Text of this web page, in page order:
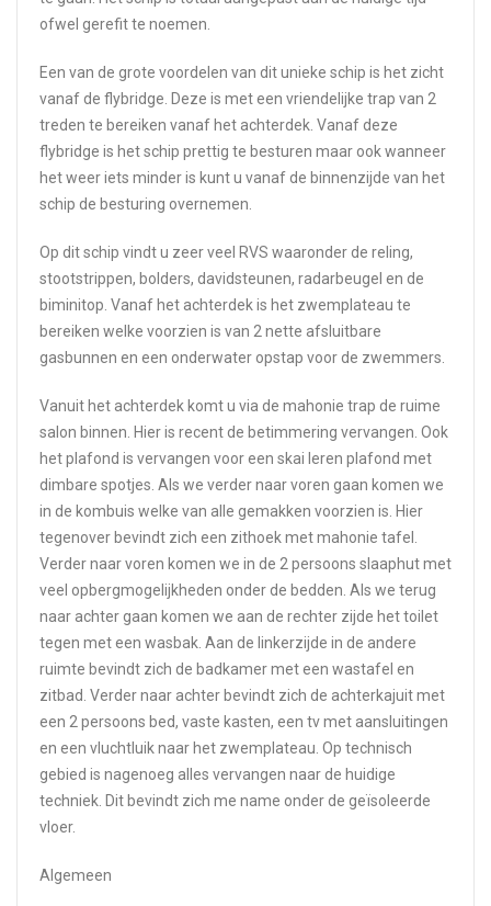
ofwel gerefit te noemen.
Een van de grote voordelen van dit unieke schip is het zicht
vanaf de flybridge. Deze is met een vriendelijke trap van 2
treden te bereiken vanaf het achterdek. Vanaf deze
flybridge is het schip prettig te besturen maar ook wanneer
het weer iets minder is kunt u vanaf de binnenzijde van het
schip de besturing overnemen.
Op dit schip vindt u zeer veel RVS waaronder de reling,
stootstrippen, bolders, davidsteunen, radarbeugel en de
biminitop. Vanaf het achterdek is het zwemplateau te
bereiken welke voorzien is van 2 nette afsluitbare
gasbunnen en een onderwater opstap voor de zwemmers.
Vanuit het achterdek komt u via de mahonie trap de ruime
salon binnen. Hier is recent de betimmering vervangen. Ook
het plafond is vervangen voor een skai leren plafond met
dimbare spotjes. Als we verder naar voren gaan komen we
in de kombuis welke van alle gemakken voorzien is. Hier
tegenover bevindt zich een zithoek met mahonie tafel.
Verder naar voren komen we in de 2 persoons slaaphut met
veel opbergmogelijkheden onder de bedden. Als we terug
naar achter gaan komen we aan de rechter zijde het toilet
tegen met een wasbak. Aan de linkerzijde in de andere
ruimte bevindt zich de badkamer met een wastafel en
zitbad. Verder naar achter bevindt zich de achterkajuit met
een 2 persoons bed, vaste kasten, een tv met aansluitingen
en een vluchtluik naar het zwemplateau. Op technisch
gebied is nagenoeg alles vervangen naar de huidige
techniek. Dit bevindt zich me name onder de geïsoleerde
vloer.
Algemeen